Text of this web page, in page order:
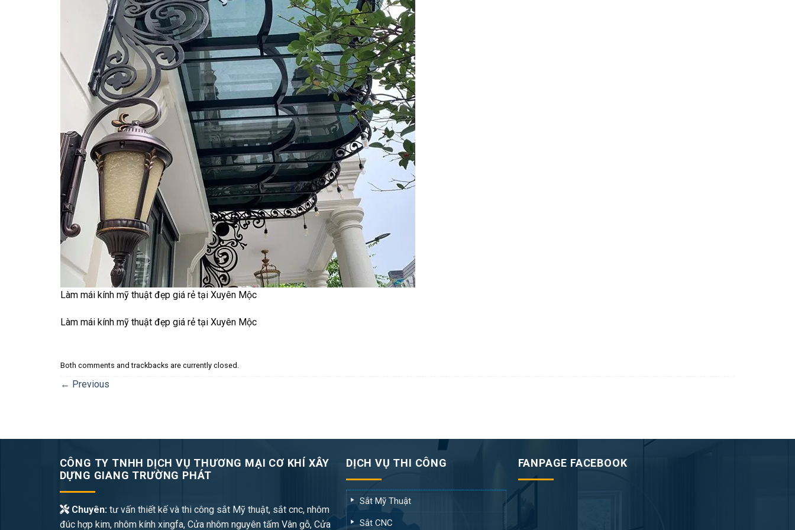
Làm mái kính mỹ thuật đẹp giá rẻ tại Xuyên Mộc
Làm mái kính mỹ thuật đẹp giá rẻ tại Xuyên Mộc
Both comments and trackbacks are currently closed.
← Previous
CÔNG TY TNHH DỊCH VỤ THƯƠNG MẠI CƠ KHÍ XÂY
DỰNG GIANG TRƯỜNG PHÁT
Chuyên:tư vấn thiết kế và thi công sắt Mỹ thuật, sắt cnc, nhôm
đúc hợp kim, nhôm kính xingfa, Cửa nhôm nguyên tấm Vân gỗ, Cửa
DỊCH VỤ THI CÔNG
Sắt Mỹ Thuật
Sắt CNC
FANPAGE FACEBOOK